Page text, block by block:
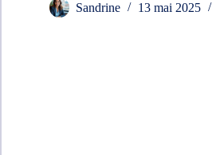
Sandrine 13 mai 2025